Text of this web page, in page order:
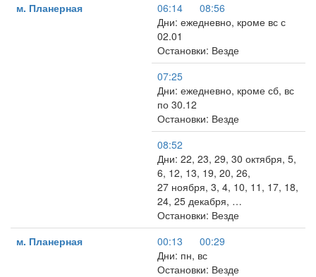
м. Планерная
06:14
08:56
Дни: ежедневно, кроме вс с
02.01
Остановки: Везде
07:25
Дни: ежедневно, кроме сб, вс
по 30.12
Остановки: Везде
08:52
Дни: 22, 23, 29, 30 октября, 5,
6, 12, 13, 19, 20, 26,
27 ноября, 3, 4, 10, 11, 17, 18,
24, 25 декабря, …
Остановки: Везде
м. Планерная
00:13
00:29
Дни: пн, вс
Остановки: Везде